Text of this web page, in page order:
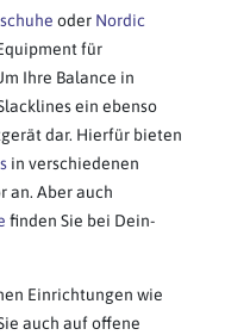
oder Nordic
für
Ihre Balance in
ein ebenso
dar. Hierfür bieten
in verschiedenen
an. Aber auch
finden Sie bei Dein-
Einrichtungen wie
auch auf offene